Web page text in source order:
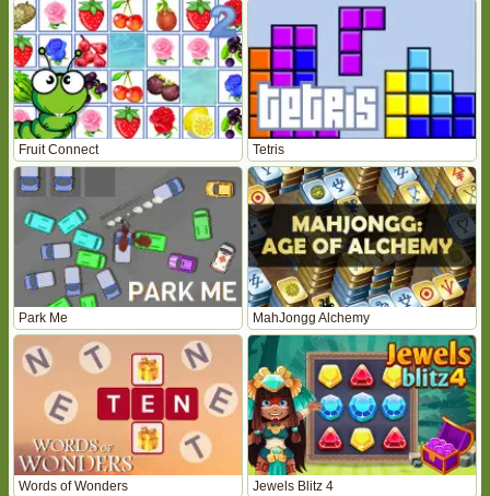
Fruit Connect Tetris
Park Me MahJongg Alchemy
Words of Wonders Jewels Blitz 4